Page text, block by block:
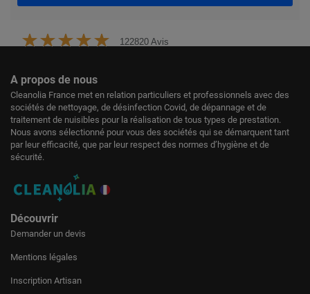
122820 Avis
A propos de nous
Cleanolia France met en relation particuliers et professionnels avec des
sociétés de nettoyage, de désinfection Covid, de dépannage et de
traitement de nuisibles pour la réalisation de tous types de prestation.
Nous avons sélectionné pour vous des sociétés qui se démarquent tant
par leur efficacité, que par leur respect des normes d’hygiène et de
sécurité.
Découvrir
Demander un devis
Mentions légales
Inscription Artisan